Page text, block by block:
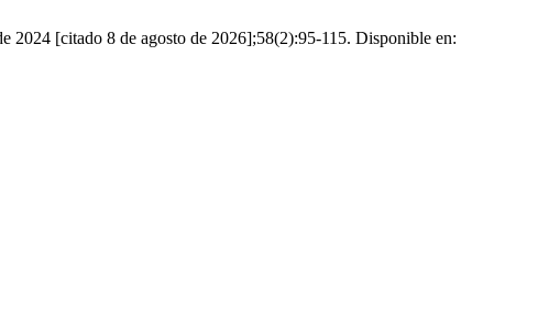
2024 [citado 8 de agosto de 2026];58(2):95-115. Disponible en: